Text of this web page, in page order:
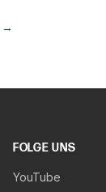
→
FOLGE UNS
YouTube